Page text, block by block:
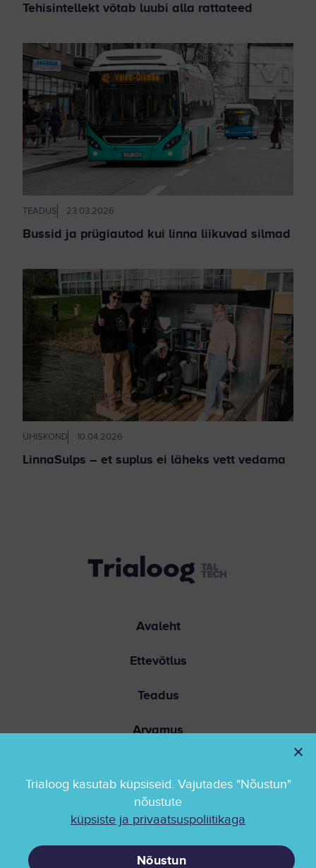
Tehisintellekt võtab luubi alla rattateed
TEADUS 23.03.2026
Bussid ja prügiautod kui linna liikuvad silmad
ÜHISKOND 10.04.2026
LinnaSulps – et suplus ei läheks vett vedama
Avaleht
Ettevõtlus
Teadus
Arvamus
Kontakt
Trialoog kasutab küpsiseid. Vajutades "Nõustun"
nõustute
küpsiste ja privaatsuspoliitikaga
Nõustun